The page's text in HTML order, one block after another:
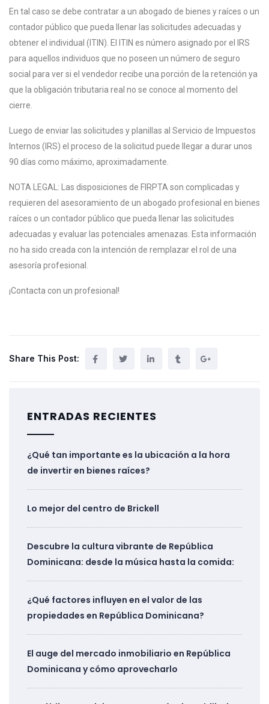
En tal caso se debe contratar a un abogado de bienes y raíces o un
contador público que pueda llenar las solicitudes adecuadas y
obtener el individual (ITIN). El ITIN es número asignado por el IRS
para aquellos individuos que no poseen un número de seguro
social para ver si el vendedor recibe una porción de la retención ya
que la obligación tributaria real no se conoce al momento del
cierre.
Luego de enviar las solicitudes y planillas al Servicio de Impuestos
Internos (IRS) el proceso de la solicitud puede llegar a durar unos
90 días como máximo, aproximadamente.
NOTA LEGAL: Las disposiciones de FIRPTA son complicadas y
requieren del asesoramiento de un abogado profesional en bienes
raíces o un contador público que pueda llenar las solicitudes
adecuadas y evaluar las potenciales amenazas. Esta información
no ha sido creada con la intención de remplazar el rol de una
asesoría profesional.
¡Contacta con un profesional!
Share This Post:
ENTRADAS RECIENTES
¿Qué tan importante es la ubicación a la hora
de invertir en bienes raíces?
Lo mejor del centro de Brickell
Descubre la cultura vibrante de República
Dominicana: desde la música hasta la comida:
¿Qué factores influyen en el valor de las
propiedades en República Dominicana?
El auge del mercado inmobiliario en República
Dominicana y cómo aprovecharlo